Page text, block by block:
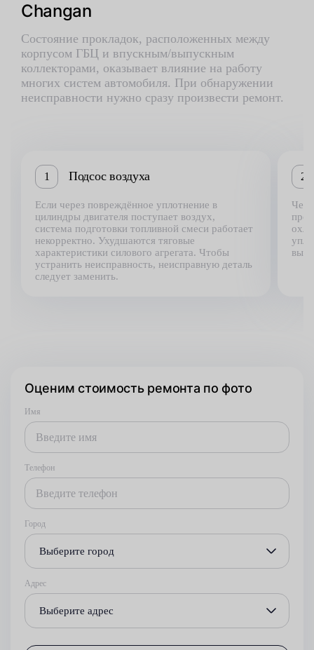
Changan
Состояние прокладок, расположенных между
корпусом ГБЦ и впускным/выпускным
коллекторами, оказывает влияние на работу
многих систем автомобиля. При обнаружении
неисправности нужно сразу произвести ремонт.
1 Подсос воздуха
Если через повреждённое уплотнение в
цилиндры двигателя поступает воздух,
система подготовки топливной смеси работает
некорректно. Ухудшаются тяговые
характеристики силового агрегата. Чтобы
устранить неисправность, неисправную деталь
следует заменить.
2
Оценим стоимость ремонта по фото
Имя
Телефон
Город
Выберите город
Адрес
Выберите адрес